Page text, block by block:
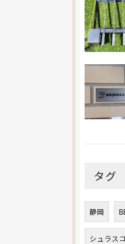
タグ
静岡
シュラスコ